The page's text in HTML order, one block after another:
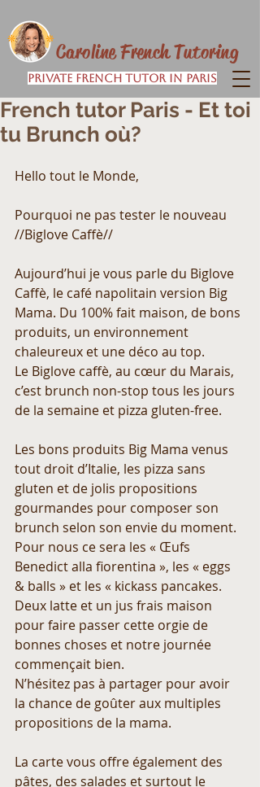
Caroline French Tutoring
Private French Tutor in Paris
French tutor Paris - Et toi
tu Brunch où?
Hello tout le Monde,
Pourquoi ne pas tester le nouveau
//Biglove Caffè//
Aujourd’hui je vous parle du Biglove
Caffè, le café napolitain version Big
Mama. Du 100% fait maison, de bons
produits, un environnement
chaleureux et une déco au top.
Le Biglove caffè, au cœur du Marais,
c’est brunch non-stop tous les jours
de la semaine et pizza gluten-free.
Les bons produits Big Mama venus
tout droit d’Italie, les pizza sans
gluten et de jolis propositions
gourmandes pour composer son
brunch selon son envie du moment.
Pour nous ce sera les « Œufs
Benedict alla fiorentina », les « eggs
& balls » et les « kickass pancakes.
Deux latte et un jus frais maison
pour faire passer cette orgie de
bonnes choses et notre journée
commençait bien.
N’hésitez pas à partager pour avoir
la chance de goûter aux multiples
propositions de la mama.
La carte vous offre également des
pâtes, des salades et surtout le